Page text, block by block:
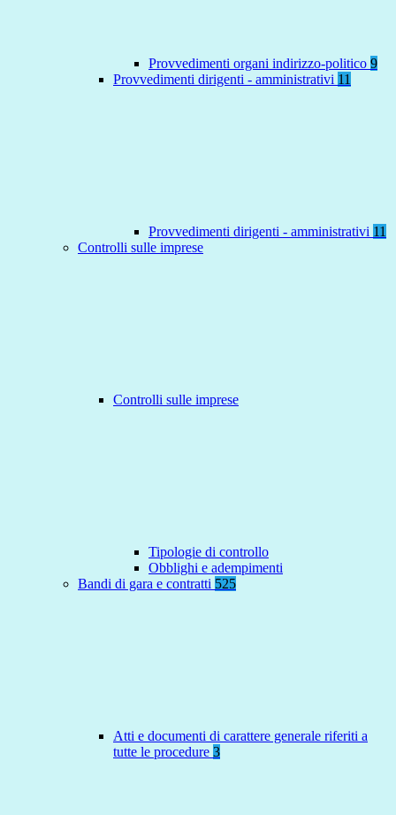
Provvedimenti organi indirizzo-politico 9
Provvedimenti dirigenti - amministrativi 11
Provvedimenti dirigenti - amministrativi 11
Controlli sulle imprese
Controlli sulle imprese
Tipologie di controllo
Obblighi e adempimenti
Bandi di gara e contratti 525
Atti e documenti di carattere generale riferiti a
tutte le procedure 3